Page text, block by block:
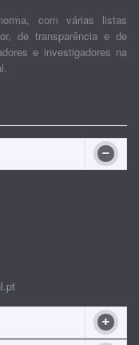
com várias listas
de transparência e de
e investigadores na